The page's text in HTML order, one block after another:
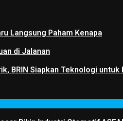
Langsung Paham Kenapa
di Jalanan
BRIN Siapkan Teknologi untuk